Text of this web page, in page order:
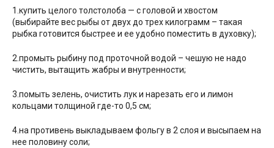
1.купить целого толстолоба — с головой и хвостом
(выбирайте вес рыбы от двух до трех килограмм – такая
рыбка готовится быстрее и ее удобно поместить в духовку);
2.промыть рыбину под проточной водой – чешую не надо
чистить, вытащить жабры и внутренности;
3.помыть зелень, очистить лук и нарезать его и лимон
кольцами толщиной где-то 0,5 см;
4.на противень выкладываем фольгу в 2 слоя и высыпаем на
нее половину соли;